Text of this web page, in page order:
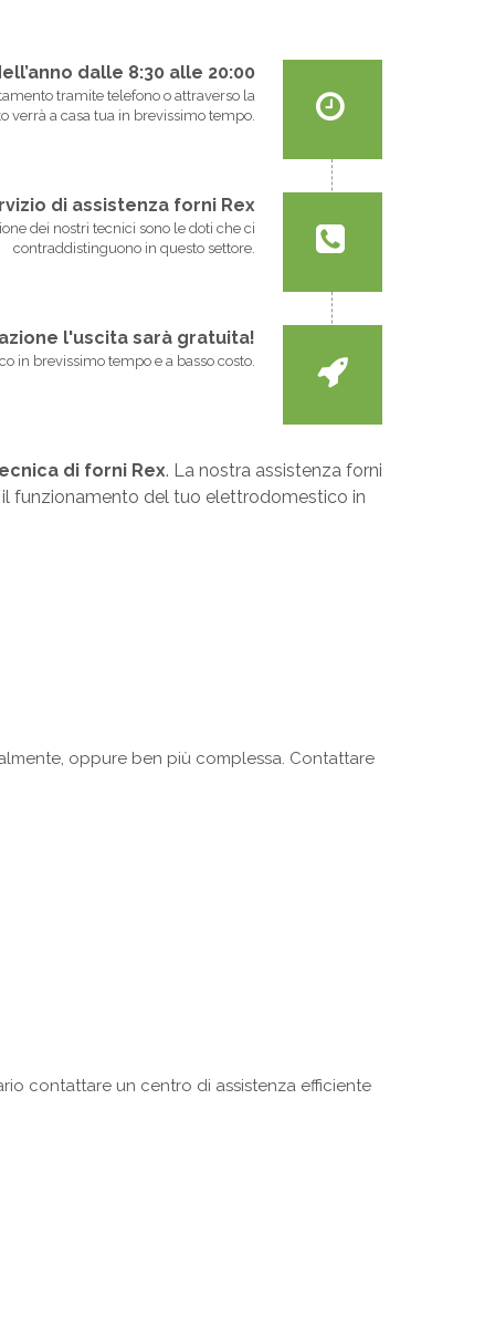
dalle 8:30 alle 20:00
tramite telefono o attraverso la
a casa tua in brevissimo tempo.
di assistenza forni Rex
dei nostri tecnici sono le doti che ci
contraddistinguono in questo settore.
l'uscita sarà gratuita!
in brevissimo tempo e a basso costo.
di forni Rex. La nostra assistenza forni
funzionamento del tuo elettrodomestico in
oppure ben più complessa. Contattare
contattare un centro di assistenza efficiente